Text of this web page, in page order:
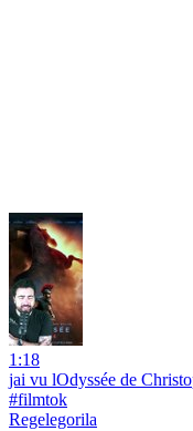
1:18
jai vu lOdyssée de
#filmtok
Regelegorila